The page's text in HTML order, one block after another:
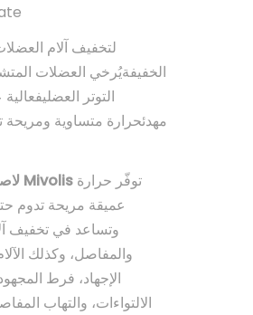
لتخفيف آلام
الخفيفةيُرخي العضلات
التوتر العضليفعالية
لاصقات التدفئة Mivolis
وتساعد في تخفيف
والمفاصل، وكذلك
الإجهاد، فرط
الالتواءات، والتهاب